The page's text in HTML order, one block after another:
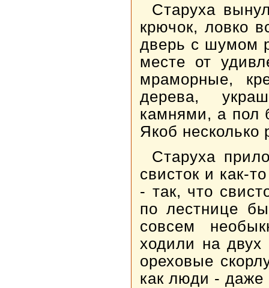
Старуха
крючок, ловко
дверь с шумом
месте от
мраморные,
дерева,
камнями, а пол
Якоб несколько
Старуха
свисток и как-
- так, что
по лестнице
совсем
ходили на
ореховые
как люди -